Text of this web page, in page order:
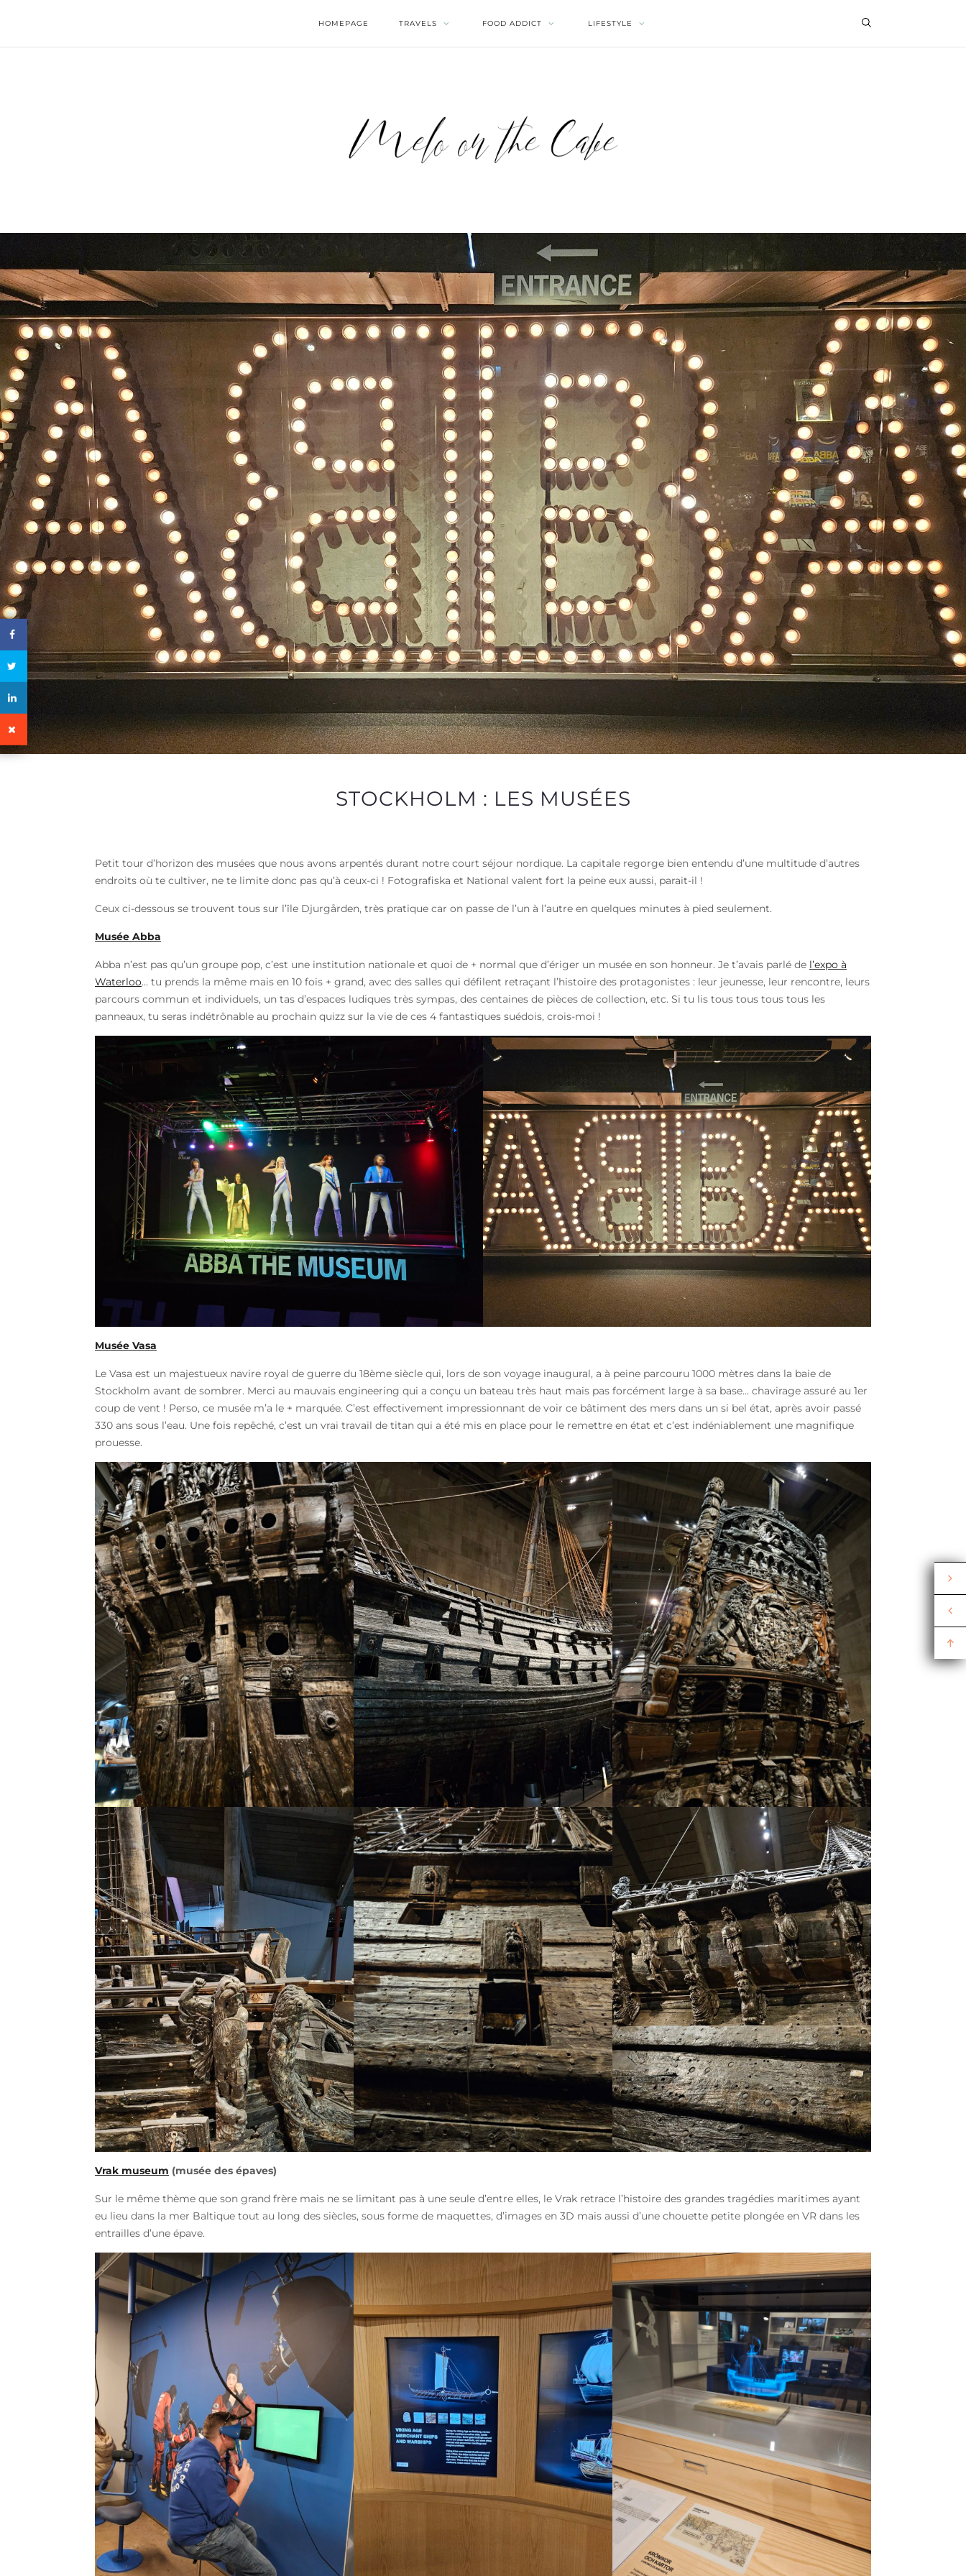
HOMEPAGE TRAVELS FOOD ADDICT LIFESTYLE
STOCKHOLM : LES MUSÉES
Petit tour d’horizon des musées que nous avons arpentés durant notre court séjour nordique. La capitale regorge bien entendu d’une multitude d’autres
endroits où te cultiver, ne te limite donc pas qu’à ceux-ci ! Fotografiska et National valent fort la peine eux aussi, parait-il !
Ceux ci-dessous se trouvent tous sur l’île Djurgården, très pratique car on passe de l’un à l’autre en quelques minutes à pied seulement.
Musée Abba
Abba n’est pas qu’un groupe pop, c’est une institution nationale et quoi de + normal que d’ériger un musée en son honneur. Je t’avais parlé de l’expo à
Waterloo… tu prends la même mais en 10 fois + grand, avec des salles qui défilent retraçant l’histoire des protagonistes : leur jeunesse, leur rencontre, leurs
parcours commun et individuels, un tas d’espaces ludiques très sympas, des centaines de pièces de collection, etc. Si tu lis tous tous tous tous les
panneaux, tu seras indétrônable au prochain quizz sur la vie de ces 4 fantastiques suédois, crois-moi !
Musée Vasa
Le Vasa est un majestueux navire royal de guerre du 18ème siècle qui, lors de son voyage inaugural, a à peine parcouru 1000 mètres dans la baie de
Stockholm avant de sombrer. Merci au mauvais engineering qui a conçu un bateau très haut mais pas forcément large à sa base… chavirage assuré au 1er
coup de vent ! Perso, ce musée m’a le + marquée. C’est effectivement impressionnant de voir ce bâtiment des mers dans un si bel état, après avoir passé
330 ans sous l’eau. Une fois repêché, c’est un vrai travail de titan qui a été mis en place pour le remettre en état et c’est indéniablement une magnifique
prouesse.
Vrak museum (musée des épaves)
Sur le même thème que son grand frère mais ne se limitant pas à une seule d’entre elles, le Vrak retrace l’histoire des grandes tragédies maritimes ayant
eu lieu dans la mer Baltique tout au long des siècles, sous forme de maquettes, d’images en 3D mais aussi d’une chouette petite plongée en VR dans les
entrailles d’une épave.